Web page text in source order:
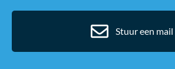
Stuur een mail